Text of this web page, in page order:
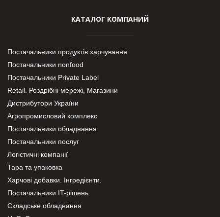
КАТАЛОГ КОМПАНИЙ
Постачальники продуктів харчування
Постачальники nonfood
Постачальники Private Label
Retail. Роздрібні мережі, Магазини
Дистрибутори України
Агропромисловий комплекс
Постачальники обладнання
Постачальники послуг
Логістичні компанії
Тара та упаковка
Харчові добавки. Інгредієнти.
Постачальники IT-рішень
Складське обладнання